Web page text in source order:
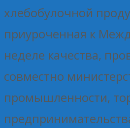
хлебобулочной
приуроченная к
неделе качества,
совместно
промышленности,